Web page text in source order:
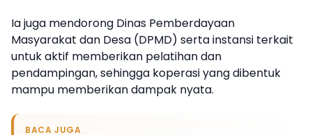
Ia juga mendorong Dinas Pemberdayaan
Masyarakat dan Desa (DPMD) serta instansi terkait
untuk aktif memberikan pelatihan dan
pendampingan, sehingga koperasi yang dibentuk
mampu memberikan dampak nyata.
BACA JUGA